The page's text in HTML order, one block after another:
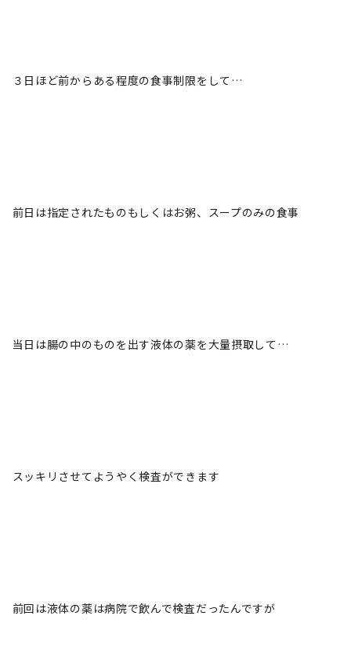
３日ほど前からある程度の食事制限をして…
前日は指定されたものもしくはお粥、スープのみの食事
当日は腸の中のものを出す液体の薬を大量摂取して…
スッキリさせてようやく検査ができます
前回は液体の薬は病院で飲んで検査だったんですが